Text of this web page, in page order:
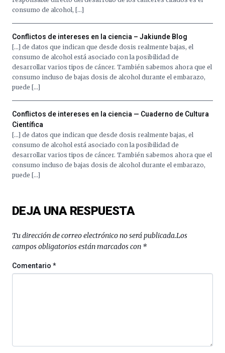
consumo de alcohol, […]
Conflictos de intereses en la ciencia – Jakiunde Blog
[…] de datos que indican que desde dosis realmente bajas, el
consumo de alcohol está asociado con la posibilidad de
desarrollar varios tipos de cáncer. También sabemos ahora que el
consumo incluso de bajas dosis de alcohol durante el embarazo,
puede […]
Conflictos de intereses en la ciencia — Cuaderno de Cultura
Científica
[…] de datos que indican que desde dosis realmente bajas, el
consumo de alcohol está asociado con la posibilidad de
desarrollar varios tipos de cáncer. También sabemos ahora que el
consumo incluso de bajas dosis de alcohol durante el embarazo,
puede […]
DEJA UNA RESPUESTA
Tu dirección de correo electrónico no será publicada.Los
campos obligatorios están marcados con *
Comentario*